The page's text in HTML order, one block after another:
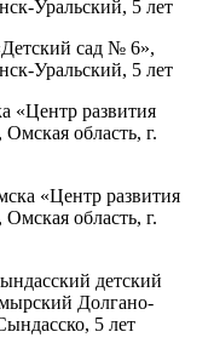
Уральский, 5 лет
сад № 6»,
Уральский, 5 лет
«Центр развития
область, г.
«Центр развития
область, г.
детский
Долгано-
5 лет